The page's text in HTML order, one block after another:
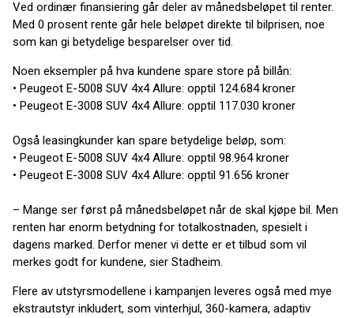
Ved ordinær finansiering går deler av månedsbeløpet til renter.
Med 0 prosent rente går hele beløpet direkte til bilprisen, noe
som kan gi betydelige besparelser over tid.
Noen eksempler på hva kundene spare store på billån:
• Peugeot E-5008 SUV 4x4 Allure: opptil 124.684 kroner
• Peugeot E-3008 SUV 4x4 Allure: opptil 117.030 kroner
Også leasingkunder kan spare betydelige beløp, som:
• Peugeot E-5008 SUV 4x4 Allure: opptil 98.964 kroner
• Peugeot E-3008 SUV 4x4 Allure: opptil 91.656 kroner
– Mange ser først på månedsbeløpet når de skal kjøpe bil. Men
renten har enorm betydning for totalkostnaden, spesielt i
dagens marked. Derfor mener vi dette er et tilbud som vil
merkes godt for kundene, sier Stadheim.
Flere av utstyrsmodellene i kampanjen leveres også med mye
ekstrautstyr inkludert, som vinterhjul, 360-kamera, adaptiv